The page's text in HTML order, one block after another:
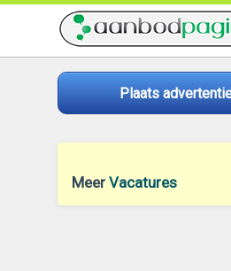
Plaats
Meer Vacatures